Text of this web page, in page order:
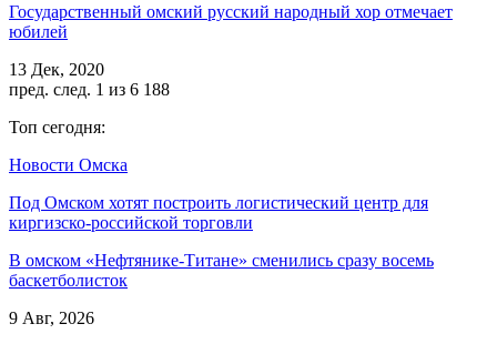
Государственный омский русский народный хор отмечает
юбилей
13 Дек, 2020
пред. след. 1 из 6 188
Топ сегодня:
Новости Омска
Под Омском хотят построить логистический центр для
киргизско-российской торговли
В омском «Нефтянике-Титане» сменились сразу восемь
баскетболисток
9 Авг, 2026